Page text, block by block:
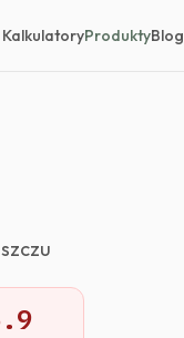
KalkulatoryProduktyBlog